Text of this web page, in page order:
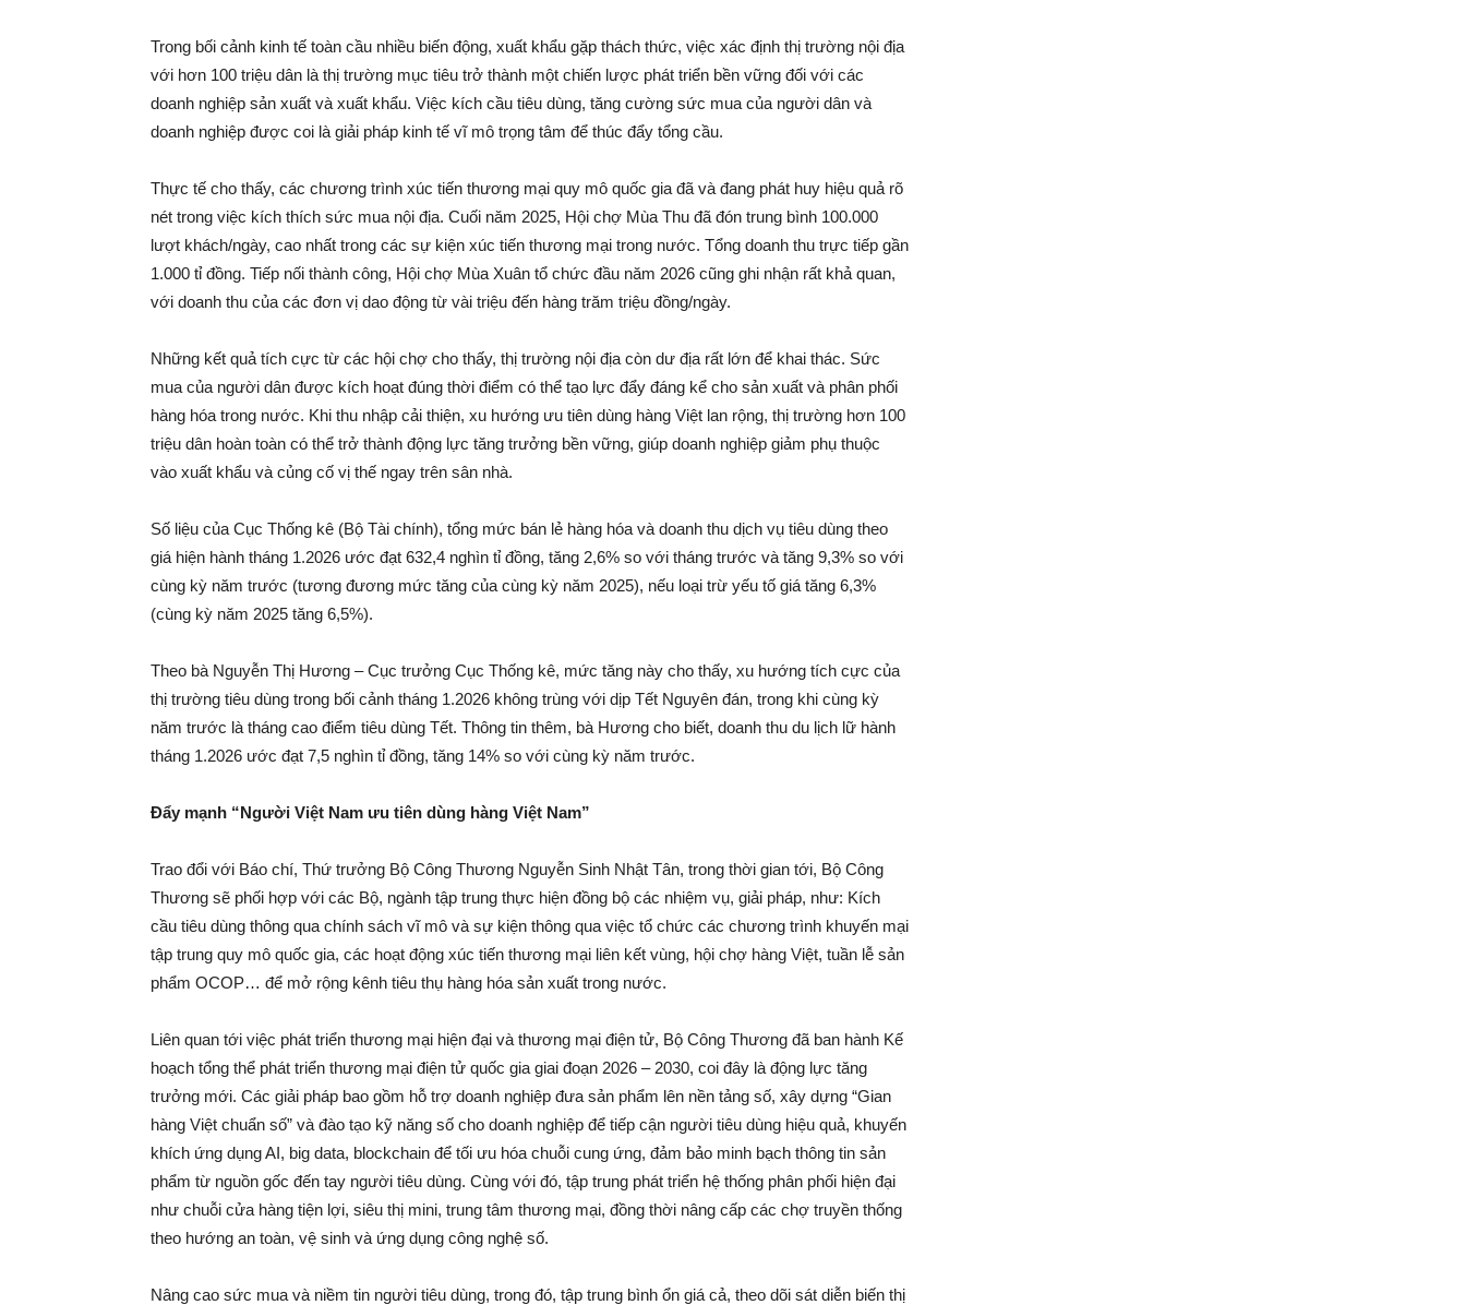
Trong bối cảnh kinh tế toàn cầu nhiều biến động, xuất khẩu gặp thách thức, việc xác định thị trường nội địa
với hơn 100 triệu dân là thị trường mục tiêu trở thành một chiến lược phát triển bền vững đối với các
doanh nghiệp sản xuất và xuất khẩu. Việc kích cầu tiêu dùng, tăng cường sức mua của người dân và
doanh nghiệp được coi là giải pháp kinh tế vĩ mô trọng tâm để thúc đẩy tổng cầu.
Thực tế cho thấy, các chương trình xúc tiến thương mại quy mô quốc gia đã và đang phát huy hiệu quả rõ
nét trong việc kích thích sức mua nội địa. Cuối năm 2025, Hội chợ Mùa Thu đã đón trung bình 100.000
lượt khách/ngày, cao nhất trong các sự kiện xúc tiến thương mại trong nước. Tổng doanh thu trực tiếp gần
1.000 tỉ đồng. Tiếp nối thành công, Hội chợ Mùa Xuân tổ chức đầu năm 2026 cũng ghi nhận rất khả quan,
với doanh thu của các đơn vị dao động từ vài triệu đến hàng trăm triệu đồng/ngày.
Những kết quả tích cực từ các hội chợ cho thấy, thị trường nội địa còn dư địa rất lớn để khai thác. Sức
mua của người dân được kích hoạt đúng thời điểm có thể tạo lực đẩy đáng kể cho sản xuất và phân phối
hàng hóa trong nước. Khi thu nhập cải thiện, xu hướng ưu tiên dùng hàng Việt lan rộng, thị trường hơn 100
triệu dân hoàn toàn có thể trở thành động lực tăng trưởng bền vững, giúp doanh nghiệp giảm phụ thuộc
vào xuất khẩu và củng cố vị thế ngay trên sân nhà.
Số liệu của Cục Thống kê (Bộ Tài chính), tổng mức bán lẻ hàng hóa và doanh thu dịch vụ tiêu dùng theo
giá hiện hành tháng 1.2026 ước đạt 632,4 nghìn tỉ đồng, tăng 2,6% so với tháng trước và tăng 9,3% so với
cùng kỳ năm trước (tương đương mức tăng của cùng kỳ năm 2025), nếu loại trừ yếu tố giá tăng 6,3%
(cùng kỳ năm 2025 tăng 6,5%).
Theo bà Nguyễn Thị Hương – Cục trưởng Cục Thống kê, mức tăng này cho thấy, xu hướng tích cực của
thị trường tiêu dùng trong bối cảnh tháng 1.2026 không trùng với dịp Tết Nguyên đán, trong khi cùng kỳ
năm trước là tháng cao điểm tiêu dùng Tết. Thông tin thêm, bà Hương cho biết, doanh thu du lịch lữ hành
tháng 1.2026 ước đạt 7,5 nghìn tỉ đồng, tăng 14% so với cùng kỳ năm trước.
Đẩy mạnh “Người Việt Nam ưu tiên dùng hàng Việt Nam”
Trao đổi với Báo chí, Thứ trưởng Bộ Công Thương Nguyễn Sinh Nhật Tân, trong thời gian tới, Bộ Công
Thương sẽ phối hợp với các Bộ, ngành tập trung thực hiện đồng bộ các nhiệm vụ, giải pháp, như: Kích
cầu tiêu dùng thông qua chính sách vĩ mô và sự kiện thông qua việc tổ chức các chương trình khuyến mại
tập trung quy mô quốc gia, các hoạt động xúc tiến thương mại liên kết vùng, hội chợ hàng Việt, tuần lễ sản
phẩm OCOP… để mở rộng kênh tiêu thụ hàng hóa sản xuất trong nước.
Liên quan tới việc phát triển thương mại hiện đại và thương mại điện tử, Bộ Công Thương đã ban hành Kế
hoạch tổng thể phát triển thương mại điện tử quốc gia giai đoạn 2026 – 2030, coi đây là động lực tăng
trưởng mới. Các giải pháp bao gồm hỗ trợ doanh nghiệp đưa sản phẩm lên nền tảng số, xây dựng “Gian
hàng Việt chuẩn số” và đào tạo kỹ năng số cho doanh nghiệp để tiếp cận người tiêu dùng hiệu quả, khuyến
khích ứng dụng AI, big data, blockchain để tối ưu hóa chuỗi cung ứng, đảm bảo minh bạch thông tin sản
phẩm từ nguồn gốc đến tay người tiêu dùng. Cùng với đó, tập trung phát triển hệ thống phân phối hiện đại
như chuỗi cửa hàng tiện lợi, siêu thị mini, trung tâm thương mại, đồng thời nâng cấp các chợ truyền thống
theo hướng an toàn, vệ sinh và ứng dụng công nghệ số.
Nâng cao sức mua và niềm tin người tiêu dùng, trong đó, tập trung bình ổn giá cả, theo dõi sát diễn biến thị